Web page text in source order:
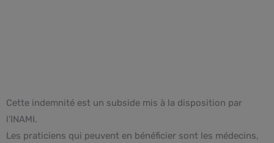
Cette indemnité est un subside mis à la disposition par
l’INAMI.
Les praticiens qui peuvent en bénéficier sont les médecins,